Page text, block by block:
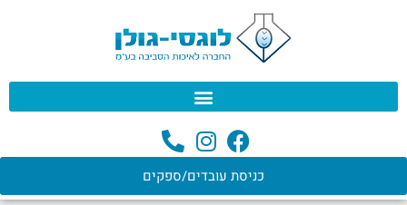
כניסת עובדים/ספקים